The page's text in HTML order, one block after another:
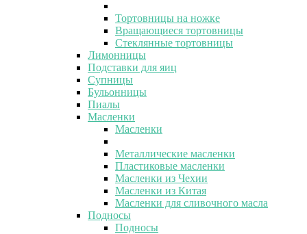
Тортовницы на ножке
Вращающиеся тортовницы
Стеклянные тортовницы
Лимонницы
Подставки для яиц
Супницы
Бульонницы
Пиалы
Масленки
Масленки
Металлические масленки
Пластиковые масленки
Масленки из Чехии
Масленки из Китая
Масленки для сливочного масла
Подносы
Подносы